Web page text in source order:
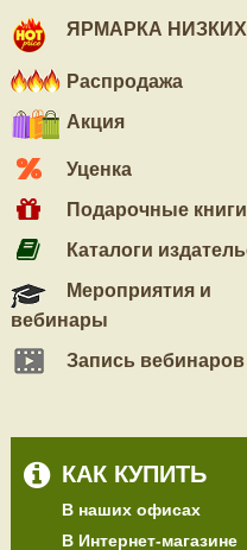
ЯРМАРКА
Распродажа
Акция
Уценка
Подарочные книги
Каталоги
Мероприятия и
вебинары
Запись вебинаров
КАК КУПИТЬ
В наших офисах
В Интернет-магазине